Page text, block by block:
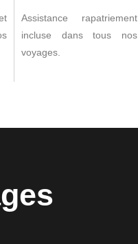
Assistance rapatriement
incluse dans tous nos
voyages.